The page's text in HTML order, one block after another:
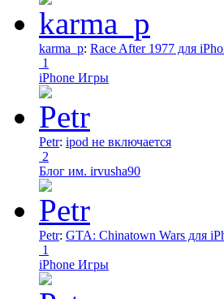
karma_p: Race After 1977 для
1
iPhone Игры
Petr: ipod не включается
2
Блог им. irvusha90
Petr: GTA: Chinatown Wars для
1
iPhone Игры